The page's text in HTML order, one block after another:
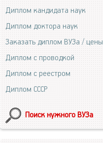
Диплом кандидата наук
Диплом доктора наук
Заказать диплом ВУЗа / цены
Диплом с проводкой
Диплом с реестром
Диплом СССР
Поиск нужного ВУЗа